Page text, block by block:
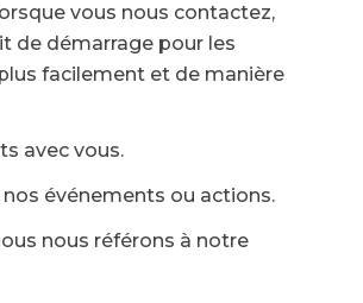
vous nous contactez,
de démarrage pour les
facilement et de manière
avec vous.
événements ou actions.
nous référons à notre